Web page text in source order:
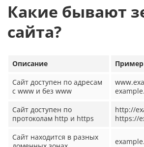
Какие бывают
сайта?
Описание
Пример
Cайт доступен по адресам
с www и без www
Сайт доступен по
протоколам http и https
http://
https://
Сайт находится в разных